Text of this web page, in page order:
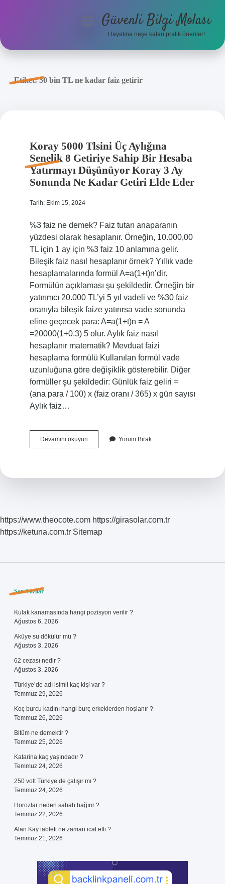
Anasayfa
menüyüGüvenli Bilgi Molası
Hayatına neşe katan pratik öneriler!
Etiket:50 bin TL ne kadar faiz getirir
Koray 5000 Tlsini Üç Aylığına
Senelik 8 Getiriye Sahip Bir Hesaba
Yatırmayı Düşünüyor Koray 3 Ay
Sonunda Ne Kadar Getiri Elde Eder
Tarih: Ekim 15, 2024
%3 faiz ne demek? Faiz tutarı anaparanın
yüzdesi olarak hesaplanır. Örneğin, 10.000,00
TL için 1 ay için %3 faiz 10 anlamına gelir.
Bileşik faiz nasıl hesaplanır örnek? Yıllık vade
hesaplamalarında formül A=a(1+t)n’dir.
Formülün açıklaması şu şekildedir. Örneğin bir
yatırımcı 20.000 TL’yi 5 yıl vadeli ve %30 faiz
oranıyla bileşik faize yatırırsa vade sonunda
eline geçecek para: A=a(1+t)n = A
=20000(1+0.3) 5 olur. Aylık faiz nasıl
hesaplanır matematik? Mevduat faizi
hesaplama formülü Kullanılan formül vade
uzunluğuna göre değişiklik gösterebilir. Diğer
formüller şu şekildedir: Günlük faiz geliri =
(ana para / 100) x (faiz oranı / 365) x gün sayısı
Aylık faiz…
Devamını okuyunKoray
5000
Bir
Hesaba
Yatırmayı
Getiri
Yorum Bırak
https://www.theocote.com https://girasolar.com.tr
https://ketuna.com.tr Sitemap
Sidebar
Son Yazılar
Kulak kanamasında hangi pozisyon verilir ?
Ağustos 6, 2026
Aküye su dökülür mü ?
Ağustos 3, 2026
62 cezası nedir ?
Ağustos 3, 2026
Türkiye’de adı isimli kaç kişi var ?
Temmuz 29, 2026
Koç burcu kadını hangi burç erkeklerden hoşlanır ?
Temmuz 26, 2026
Bitüm ne demektir ?
Temmuz 25, 2026
Katarina kaç yaşındadır ?
Temmuz 24, 2026
250 volt Türkiye’de çalışır mı ?
Temmuz 24, 2026
Horozlar neden sabah bağırır ?
Temmuz 22, 2026
Alan Kay tableti ne zaman icat etti ?
Temmuz 21, 2026